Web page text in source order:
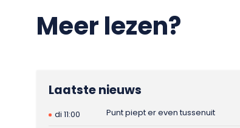
Meer lezen?
Laatste nieuws
di 11:00
Punt piept er even tussenuit